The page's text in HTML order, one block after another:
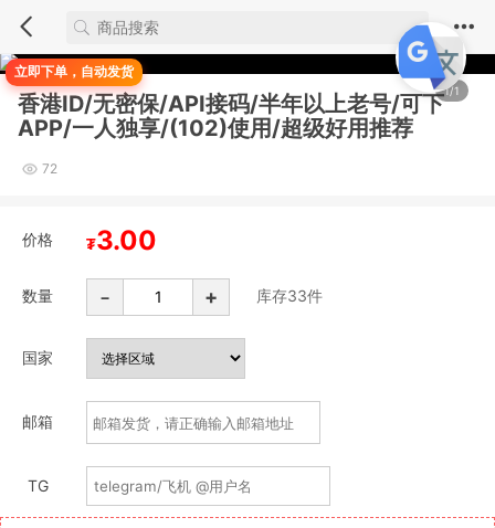
立即下单，自动发货
1/1
香港ID/无密保/API接码/半年以上老号/可下
APP/一人独享/(102)使用/超级好用推荐
72
价格 ₮3.00
数量 - + 库存33件
国家
邮箱
TG